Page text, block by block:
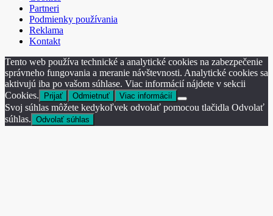
Partneri
Podmienky používania
Reklama
Kontakt
Tento web používa technické a analytické cookies na zabezpečenie
správneho fungovania a meranie návštevnosti. Analytické cookies sa
aktivujú iba po vašom súhlase. Viac informácií nájdete v sekcii
Cookies.
Prijať Odmietnuť Viac informácií
Svoj súhlas môžete kedykoľvek odvolať pomocou tlačidla Odvolať
súhlas. Odvolať súhlas